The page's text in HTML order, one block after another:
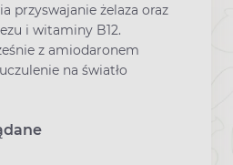
przyswajanie żelaza oraz
i witaminy B12.
z amiodaronem
na światło